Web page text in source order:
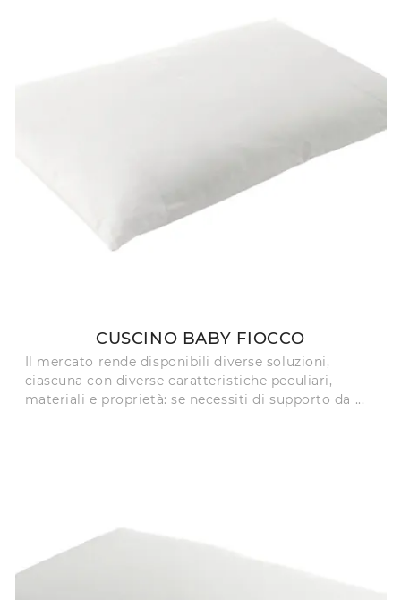
CUSCINO BABY FIOCCO
Il mercato rende disponibili diverse soluzioni,
ciascuna con diverse caratteristiche peculiari,
materiali e proprietà: se necessiti di supporto da ...